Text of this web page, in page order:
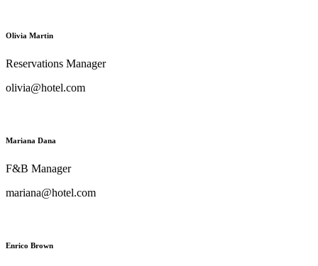
Olivia Martin
Reservations Manager
olivia@hotel.com
Mariana Dana
F&B Manager
mariana@hotel.com
Enrico Brown